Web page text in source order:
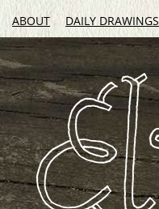
ABOUT DAILY DRAWINGS